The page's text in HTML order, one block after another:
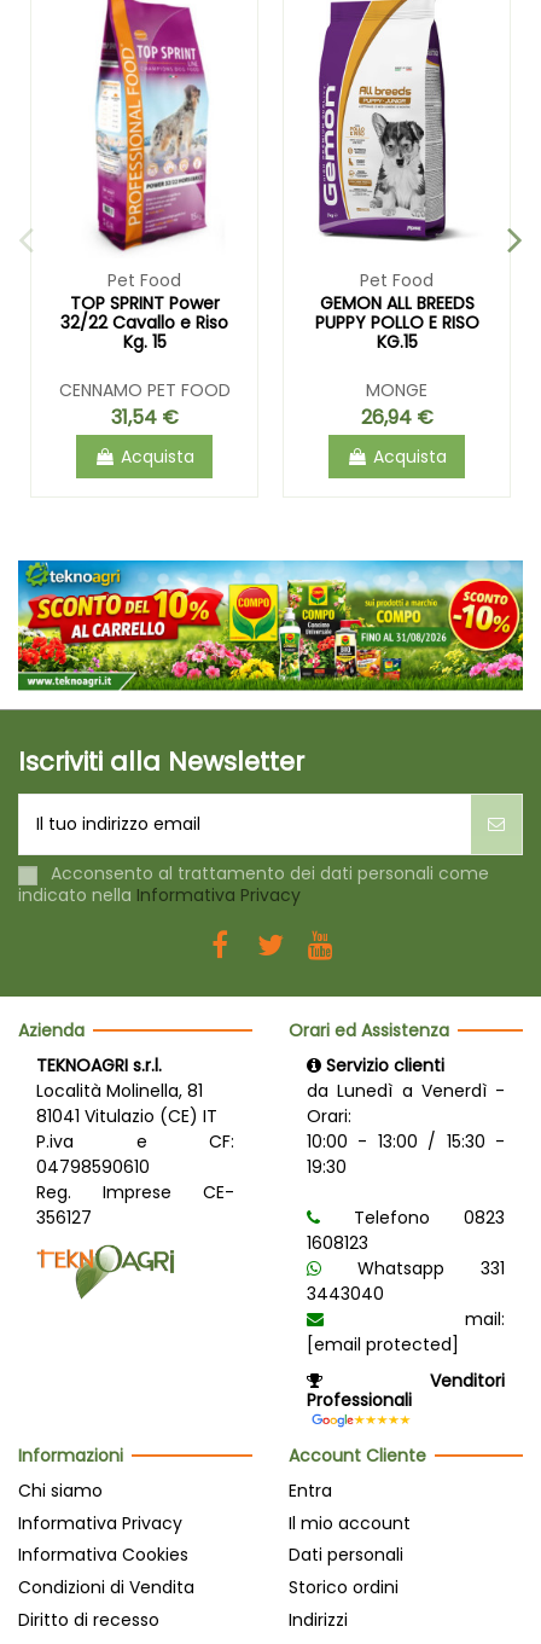
Pet Food
TOP SPRINT Power
32/22 Cavallo e Riso
Kg. 15
CENNAMO PET FOOD
31,54 €
Acquista
Pet Food
GEMON ALL BREEDS
PUPPY POLLO E RISO
KG.15
MONGE
26,94 €
Acquista
Iscriviti alla Newsletter
Acconsento al trattamento dei dati personali come
indicato nella Informativa Privacy
Azienda
TEKNOAGRI s.r.l.
Località Molinella, 81
81041 Vitulazio (CE) IT
P.iva e CF:
04798590610
Reg. Imprese CE-
356127
Orari ed Assistenza
Servizio clienti
da Lunedì a Venerdì -
Orari:
10:00 - 13:00 / 15:30 -
19:30
Telefono 0823
1608123
Whatsapp 331
3443040
mail:
[email protected]
Venditori
Professionali
Informazioni
Chi siamo
Informativa Privacy
Informativa Cookies
Condizioni di Vendita
Diritto di recesso
Account Cliente
Entra
Il mio account
Dati personali
Storico ordini
Indirizzi